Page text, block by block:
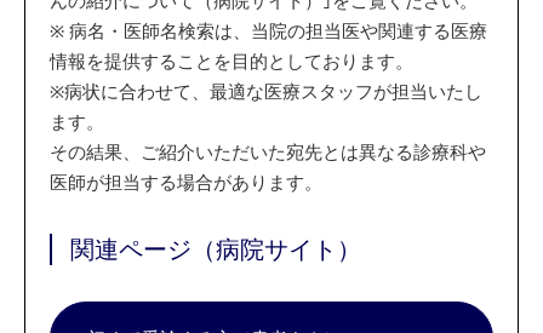
※ 病名・医師名検索は、当院の担当医や関連する医療
情報を提供することを目的としております。
※病状に合わせて、最適な医療スタッフが担当いたし
ます。
その結果、ご紹介いただいた宛先とは異なる診療科や
医師が担当する場合があります。
関連ページ（病院サイト）